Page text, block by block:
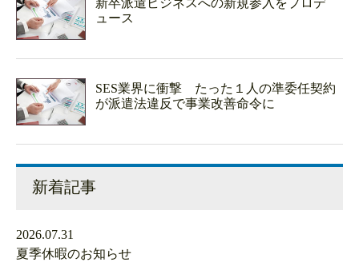
ュース
SES業界に衝撃 たった１人の準委任契約
が派遣法違反で事業改善命令に
新着記事
2026.07.31
夏季休暇のお知らせ